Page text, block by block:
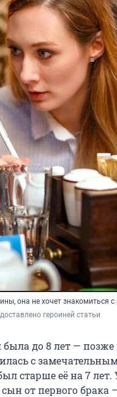
она не хочет знакомиться
героиней статьи
была до 8 лет —
с
старше её на 7 лет.
от первого брака